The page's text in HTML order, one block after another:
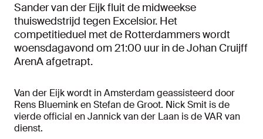
Sander van der Eijk fluit de midweekse
thuiswedstrijd tegen Excelsior. Het
competitieduel met de Rotterdammers wordt
woensdagavond om 21:00 uur in de Johan Cruijff
ArenA afgetrapt.
Van der Eijk wordt in Amsterdam geassisteerd door
Rens Bluemink en Stefan de Groot. Nick Smit is de
vierde official en Jannick van der Laan is de VAR van
dienst.